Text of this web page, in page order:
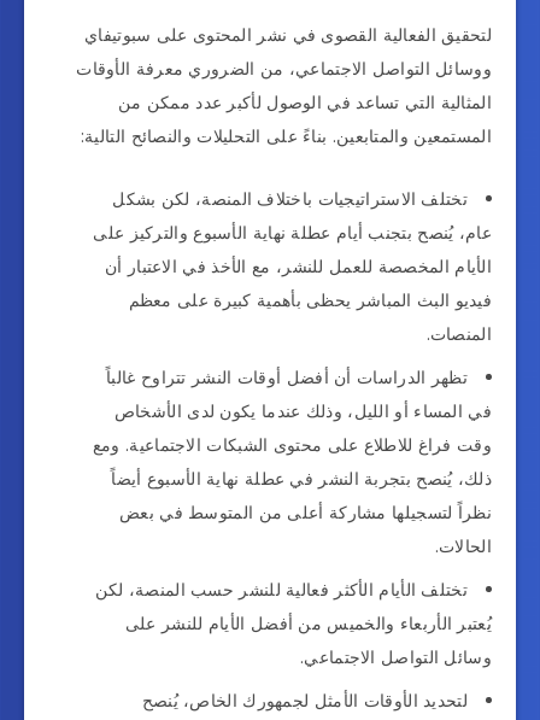
لتحقيق الفعالية القصوى في نشر المحتوى على سبوتيفاي
ووسائل التواصل الاجتماعي، من الضروري معرفة الأوقات
المثالية التي تساعد في الوصول لأكبر عدد ممكن من
المستمعين والمتابعين. بناءً على التحليلات والنصائح التالية:
تختلف الاستراتيجيات باختلاف المنصة، لكن بشكل
عام، يُنصح بتجنب أيام عطلة نهاية الأسبوع والتركيز على
الأيام المخصصة للعمل للنشر، مع الأخذ في الاعتبار أن
فيديو البث المباشر يحظى بأهمية كبيرة على معظم
المنصات.
تظهر الدراسات أن أفضل أوقات النشر تتراوح غالباً
في المساء أو الليل، وذلك عندما يكون لدى الأشخاص
وقت فراغ للاطلاع على محتوى الشبكات الاجتماعية. ومع
ذلك، يُنصح بتجربة النشر في عطلة نهاية الأسبوع أيضاً
نظراً لتسجيلها مشاركة أعلى من المتوسط في بعض
الحالات.
تختلف الأيام الأكثر فعالية للنشر حسب المنصة، لكن
يُعتبر الأربعاء والخميس من أفضل الأيام للنشر على
وسائل التواصل الاجتماعي.
لتحديد الأوقات الأمثل لجمهورك الخاص، يُنصح